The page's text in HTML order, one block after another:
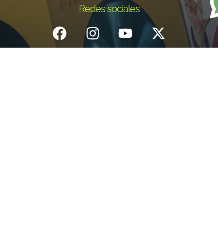
Redes sociales